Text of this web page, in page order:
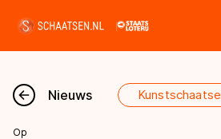
Nieuws
Nieuws
Op